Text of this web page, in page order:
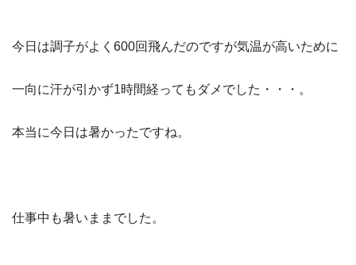
今日は調子がよく600回飛んだのですが気温が高いために
一向に汗が引かず1時間経ってもダメでした・・・。
本当に今日は暑かったですね。
仕事中も暑いままでした。